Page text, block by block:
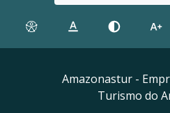
Amazonastur -
Turismo do